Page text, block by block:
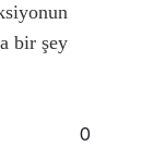
bir şey
0